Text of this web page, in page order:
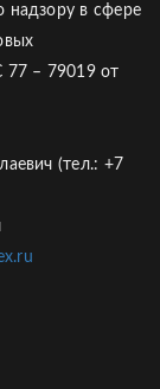
надзору в сфере
77 – 79019 от
(тел.: +7